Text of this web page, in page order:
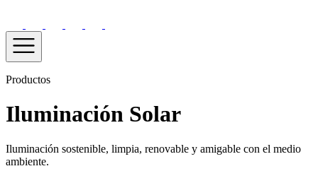
Productos
Iluminación Solar
Iluminación sostenible, limpia, renovable y amigable con el medio
ambiente.